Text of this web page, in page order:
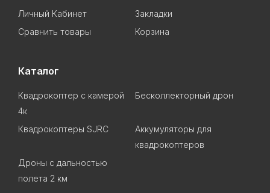
Личный Кабинет
Закладки
Сравнить товары
Корзина
Каталог
Квадрокоптер с камерой
4к
Бесколлекторный дрон
Квадрокоптеры SJRC
Аккумуляторы для
квадрокоптеров
Дроны с дальностью
полета 2 км